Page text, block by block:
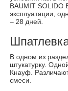
BAUMIT SOLIDO
эксплуатации,
– 28 дней.
В одном из
штукатурку.
Кнауф.
смеси.